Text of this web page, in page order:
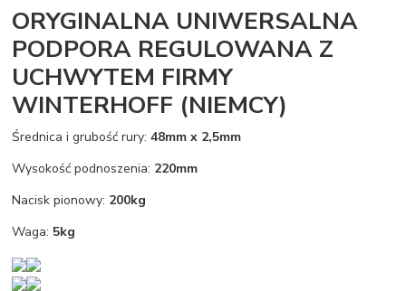
ORYGINALNA UNIWERSALNA
PODPORA REGULOWANA Z
UCHWYTEM FIRMY
WINTERHOFF (NIEMCY)
Średnica i grubość rury:48mm x 2,5mm
Wysokość podnoszenia: 220mm
Nacisk pionowy: 200kg
Waga: 5kg